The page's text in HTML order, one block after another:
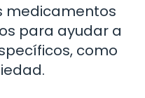
medicamentos
para ayudar a
como